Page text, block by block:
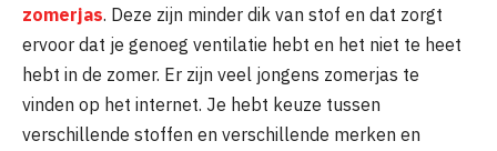
zomerjas. Deze zijn minder dik van stof en dat zorgt
ervoor dat je genoeg ventilatie hebt en het niet te heet
hebt in de zomer. Er zijn veel jongens zomerjas te
vinden op het internet. Je hebt keuze tussen
verschillende stoffen en verschillende merken en